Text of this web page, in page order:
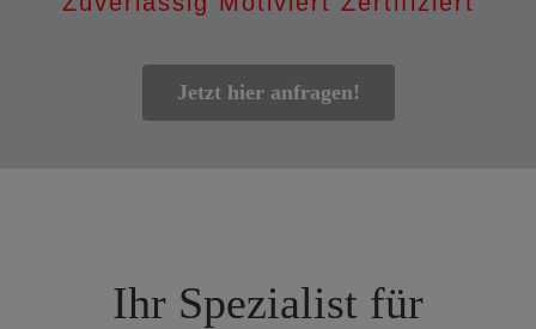
Jetzt hier anfragen!
Ihr Spezialist für